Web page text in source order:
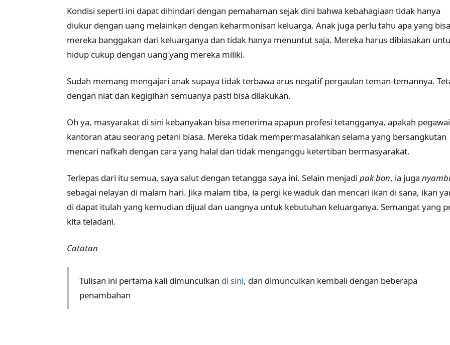
Kondisi seperti ini dapat dihindari dengan pemahaman sejak dini bahwa kebahagiaan tidak hanya
diukur dengan uang melainkan dengan keharmonisan keluarga. Anak juga perlu tahu apa yang bisa
mereka banggakan dari keluarganya dan tidak hanya menuntut saja. Mereka harus dibiasakan
hidup cukup dengan uang yang mereka miliki.
Sudah memang mengajari anak supaya tidak terbawa arus negatif pergaulan teman-temannya.
dengan niat dan kegigihan semuanya pasti bisa dilakukan.
Oh ya, masyarakat di sini kebanyakan bisa menerima apapun profesi tetangganya, apakah pegawai
kantoran atau seorang petani biasa. Mereka tidak mempermasalahkan selama yang bersangkutan
mencari nafkah dengan cara yang halal dan tidak menganggu ketertiban bermasyarakat.
Terlepas dari itu semua, saya salut dengan tetangga saya ini. Selain menjadi pak bon, ia juga nyambi
sebagai nelayan di malam hari. Jika malam tiba, ia pergi ke waduk dan mencari ikan di sana, ikan
di dapat itulah yang kemudian dijual dan uangnya untuk kebutuhan keluarganya. Semangat yang
kita teladani.
Catatan
Tulisan ini pertama kali dimunculkan di sini, dan dimunculkan kembali dengan beberapa
penambahan